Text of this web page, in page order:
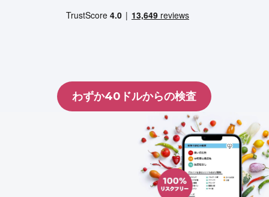
わずか40ドルからの検査